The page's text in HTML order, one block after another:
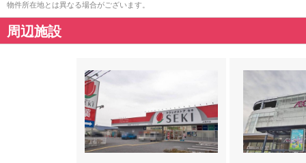
物件所在地とは異なる場合がございます。
周辺施設